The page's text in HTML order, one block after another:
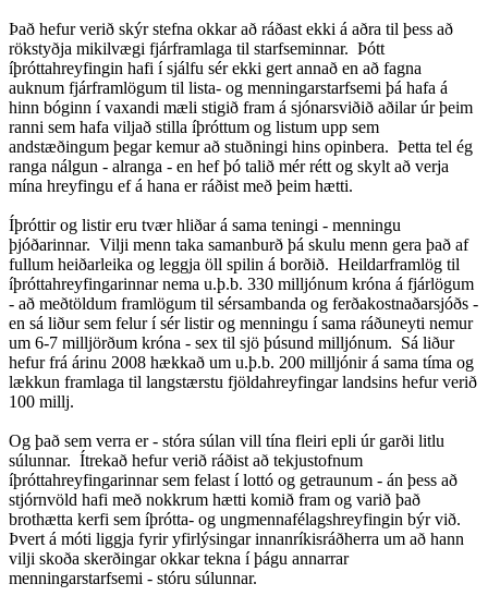
Það hefur verið skýr stefna okkar að ráðast ekki á aðra til þess að
rökstyðja mikilvægi fjárframlaga til starfseminnar. Þótt
íþróttahreyfingin hafi í sjálfu sér ekki gert annað en að fagna
auknum fjárframlögum til lista- og menningarstarfsemi þá hafa á
hinn bóginn í vaxandi mæli stigið fram á sjónarsviðið aðilar úr þeim
ranni sem hafa viljað stilla íþróttum og listum upp sem
andstæðingum þegar kemur að stuðningi hins opinbera. Þetta tel ég
ranga nálgun - alranga - en hef þó talið mér rétt og skylt að verja
mína hreyfingu ef á hana er ráðist með þeim hætti.
Íþróttir og listir eru tvær hliðar á sama teningi - menningu
þjóðarinnar. Vilji menn taka samanburð þá skulu menn gera það af
fullum heiðarleika og leggja öll spilin á borðið. Heildarframlög til
íþróttahreyfingarinnar nema u.þ.b. 330 milljónum króna á fjárlögum
- að meðtöldum framlögum til sérsambanda og ferðakostnaðarsjóðs -
en sá liður sem felur í sér listir og menningu í sama ráðuneyti nemur
um 6-7 milljörðum króna - sex til sjö þúsund milljónum. Sá liður
hefur frá árinu 2008 hækkað um u.þ.b. 200 milljónir á sama tíma og
lækkun framlaga til langstærstu fjöldahreyfingar landsins hefur verið
100 millj.
Og það sem verra er - stóra súlan vill tína fleiri epli úr garði litlu
súlunnar. Ítrekað hefur verið ráðist að tekjustofnum
íþróttahreyfingarinnar sem felast í lottó og getraunum - án þess að
stjórnvöld hafi með nokkrum hætti komið fram og varið það
brothætta kerfi sem íþrótta- og ungmennafélagshreyfingin býr við.
Þvert á móti liggja fyrir yfirlýsingar innanríkisráðherra um að hann
vilji skoða skerðingar okkar tekna í þágu annarrar
menningarstarfsemi - stóru súlunnar.